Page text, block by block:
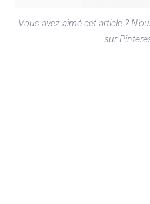
Vous avez aimé cet article ?
sur